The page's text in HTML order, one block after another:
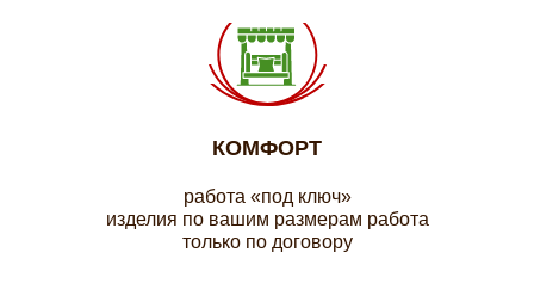
КОМФОРТ
работа «под ключ»
изделия по вашим размерам работа
только по договору